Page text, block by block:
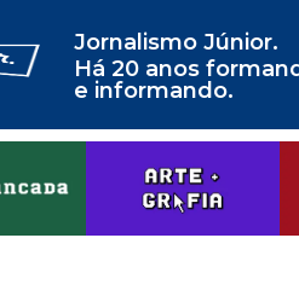
Jornalismo Júnior.
Há 20 anos
e informando.